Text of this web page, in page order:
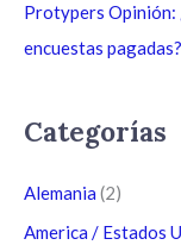
Protypers Opinión:
encuestas pagadas?
Categorías
Alemania (2)
America / Estados